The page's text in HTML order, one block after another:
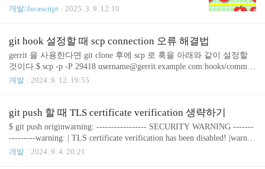
ラッグして、数字の合計が10になるようにリンゴを
참 재밌게 했었던 게임인데, 오랜만에 다시 하려니
심신이 피로하고 무척 귀찮아서 차라리 사각형을 보
여주는 걸 코딩해보면 재밌겠다는 생각이 들었다.플
래시 게임 수준의 1인용 로컬 게임이기도 하니, 핵이
나 매크로를 만든다고 해서 피해가 생기진 않을테
라 만들고 공개도 해볼만하다고 생각해서 진행했다.
구현게임 동작 방식가로로 17개, 세로로 10개의 사과
가 있고, 각 사과에는 ..
개발/Javascript 2025. 3. 9. 12:10
git hook 설정할 때 scp connection 오류 해결법
gerrit 을 사용한다면 git clone 후에 scp 로 훅을 아래와 같이 설정할
것이다.$ scp -p -P 29418 username@gerrit.example.com:hooks/commit-
msg .git/hooks참고로 29418번 포트는 gerrit 포트 기본값이다. Gerrit
te control over how the repository is updated, and what responses are sent
to the git push cl..
개발 2024. 9. 12. 19:55
git push 할 때 TLS certificate verification 생략하기
$ git push originwarning: ----------------- SECURITY WARNING -------
---------warning: | TLS certificate verification has been disabled! |warnin
g: ---------------------------------------------------warning: HTTPS connect
개발 2024. 9. 4. 20:21